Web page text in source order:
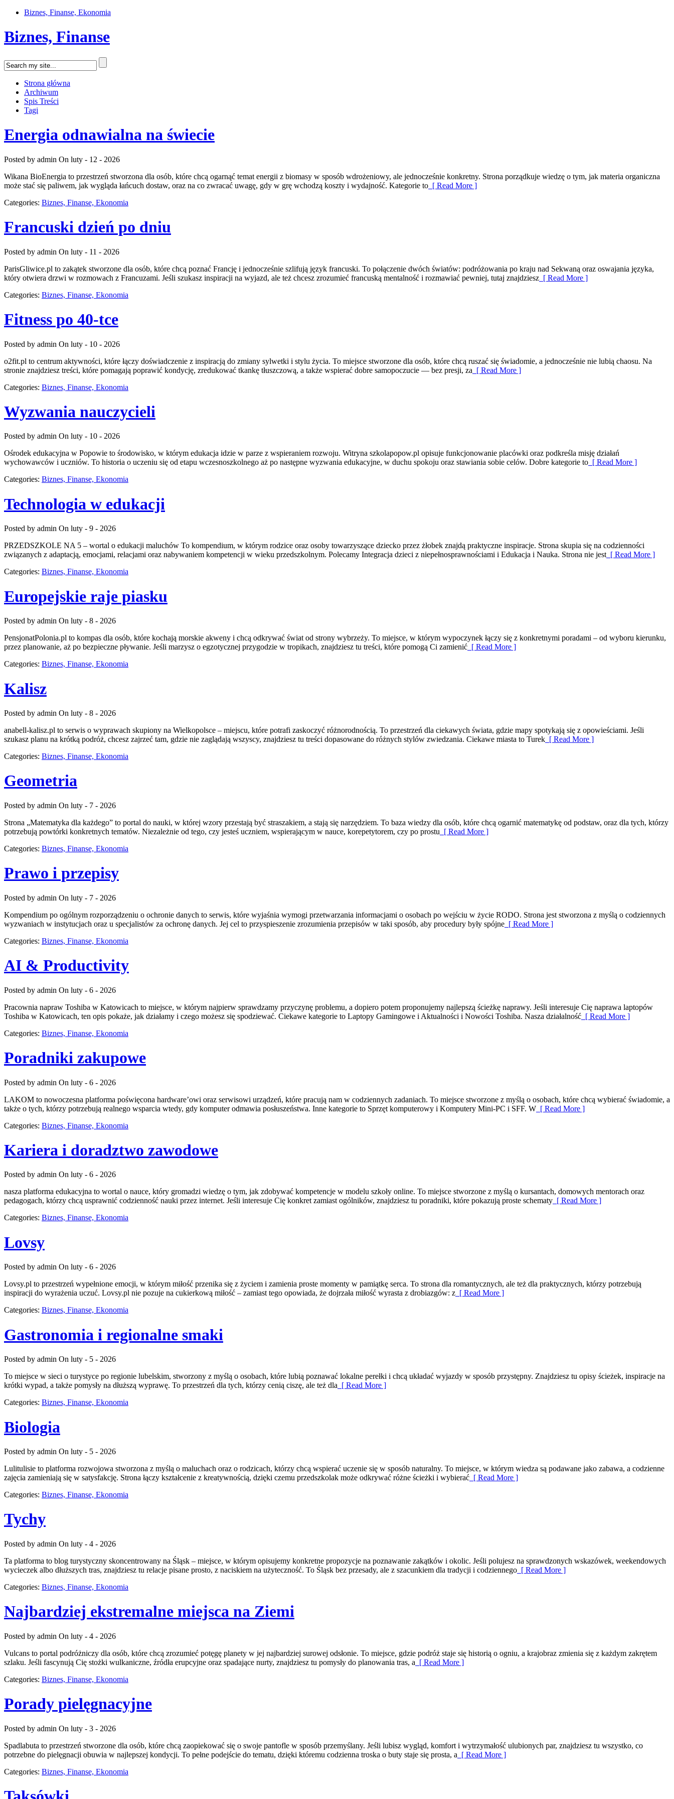
Biznes, Finanse, Ekonomia
Biznes, Finanse
Strona główna
Archiwum
Spis Treści
Tagi
Energia odnawialna na świecie
Posted by admin On luty - 12 - 2026
Wikana BioEnergia to przestrzeń stworzona dla osób, które chcą ogarnąć temat energii z biomasy w sposób wdrożeniowy, ale jednocześnie konkretny. Strona porządkuje wiedzę o tym, jak materia organiczna
może stać się paliwem, jak wygląda łańcuch dostaw, oraz na co zwracać uwagę, gdy w grę wchodzą koszty i wydajność. Kategorie to [ Read More ]
Categories: Biznes, Finanse, Ekonomia
Francuski dzień po dniu
Posted by admin On luty - 11 - 2026
ParisGliwice.pl to zakątek stworzone dla osób, które chcą poznać Francję i jednocześnie szlifują język francuski. To połączenie dwóch światów: podróżowania po kraju nad Sekwaną oraz oswajania języka,
który otwiera drzwi w rozmowach z Francuzami. Jeśli szukasz inspiracji na wyjazd, ale też chcesz zrozumieć francuską mentalność i rozmawiać pewniej, tutaj znajdziesz [ Read More ]
Categories: Biznes, Finanse, Ekonomia
Fitness po 40-tce
Posted by admin On luty - 10 - 2026
o2fit.pl to centrum aktywności, które łączy doświadczenie z inspiracją do zmiany sylwetki i stylu życia. To miejsce stworzone dla osób, które chcą ruszać się świadomie, a jednocześnie nie lubią chaosu. Na
stronie znajdziesz treści, które pomagają poprawić kondycję, zredukować tkankę tłuszczową, a także wspierać dobre samopoczucie — bez presji, za [ Read More ]
Categories: Biznes, Finanse, Ekonomia
Wyzwania nauczycieli
Posted by admin On luty - 10 - 2026
Ośrodek edukacyjna w Popowie to środowisko, w którym edukacja idzie w parze z wspieraniem rozwoju. Witryna szkolapopow.pl opisuje funkcjonowanie placówki oraz podkreśla misję działań
wychowawców i uczniów. To historia o uczeniu się od etapu wczesnoszkolnego aż po następne wyzwania edukacyjne, w duchu spokoju oraz stawiania sobie celów. Dobre kategorie to [ Read More ]
Categories: Biznes, Finanse, Ekonomia
Technologia w edukacji
Posted by admin On luty - 9 - 2026
PRZEDSZKOLE NA 5 – wortal o edukacji maluchów To kompendium, w którym rodzice oraz osoby towarzyszące dziecko przez żłobek znajdą praktyczne inspiracje. Strona skupia się na codzienności
związanych z adaptacją, emocjami, relacjami oraz nabywaniem kompetencji w wieku przedszkolnym. Polecamy Integracja dzieci z niepełnosprawnościami i Edukacja i Nauka. Strona nie jest [ Read More ]
Categories: Biznes, Finanse, Ekonomia
Europejskie raje piasku
Posted by admin On luty - 8 - 2026
PensjonatPolonia.pl to kompas dla osób, które kochają morskie akweny i chcą odkrywać świat od strony wybrzeży. To miejsce, w którym wypoczynek łączy się z konkretnymi poradami – od wyboru kierunku,
przez planowanie, aż po bezpieczne pływanie. Jeśli marzysz o egzotycznej przygodzie w tropikach, znajdziesz tu treści, które pomogą Ci zamienić [ Read More ]
Categories: Biznes, Finanse, Ekonomia
Kalisz
Posted by admin On luty - 8 - 2026
anabell-kalisz.pl to serwis o wyprawach skupiony na Wielkopolsce – miejscu, które potrafi zaskoczyć różnorodnością. To przestrzeń dla ciekawych świata, gdzie mapy spotykają się z opowieściami. Jeśli
szukasz planu na krótką podróż, chcesz zajrzeć tam, gdzie nie zaglądają wszyscy, znajdziesz tu treści dopasowane do różnych stylów zwiedzania. Ciekawe miasta to Turek [ Read More ]
Categories: Biznes, Finanse, Ekonomia
Geometria
Posted by admin On luty - 7 - 2026
Strona „Matematyka dla każdego” to portal do nauki, w której wzory przestają być straszakiem, a stają się narzędziem. To baza wiedzy dla osób, które chcą ogarnić matematykę od podstaw, oraz dla tych, którzy
potrzebują powtórki konkretnych tematów. Niezależnie od tego, czy jesteś uczniem, wspierającym w nauce, korepetytorem, czy po prostu [ Read More ]
Categories: Biznes, Finanse, Ekonomia
Prawo i przepisy
Posted by admin On luty - 7 - 2026
Kompendium po ogólnym rozporządzeniu o ochronie danych to serwis, które wyjaśnia wymogi przetwarzania informacjami o osobach po wejściu w życie RODO. Strona jest stworzona z myślą o codziennych
wyzwaniach w instytucjach oraz u specjalistów za ochronę danych. Jej cel to przyspieszenie zrozumienia przepisów w taki sposób, aby procedury były spójne [ Read More ]
Categories: Biznes, Finanse, Ekonomia
AI & Productivity
Posted by admin On luty - 6 - 2026
Pracownia napraw Toshiba w Katowicach to miejsce, w którym najpierw sprawdzamy przyczynę problemu, a dopiero potem proponujemy najlepszą ścieżkę naprawy. Jeśli interesuje Cię naprawa laptopów
Toshiba w Katowicach, ten opis pokaże, jak działamy i czego możesz się spodziewać. Ciekawe kategorie to Laptopy Gamingowe i Aktualności i Nowości Toshiba. Nasza działalność [ Read More ]
Categories: Biznes, Finanse, Ekonomia
Poradniki zakupowe
Posted by admin On luty - 6 - 2026
LAKOM to nowoczesna platforma poświęcona hardware’owi oraz serwisowi urządzeń, które pracują nam w codziennych zadaniach. To miejsce stworzone z myślą o osobach, które chcą wybierać świadomie, a
także o tych, którzy potrzebują realnego wsparcia wtedy, gdy komputer odmawia posłuszeństwa. Inne kategorie to Sprzęt komputerowy i Komputery Mini-PC i SFF. W [ Read More ]
Categories: Biznes, Finanse, Ekonomia
Kariera i doradztwo zawodowe
Posted by admin On luty - 6 - 2026
nasza platforma edukacyjna to wortal o nauce, który gromadzi wiedzę o tym, jak zdobywać kompetencje w modelu szkoły online. To miejsce stworzone z myślą o kursantach, domowych mentorach oraz
pedagogach, którzy chcą usprawnić codzienność nauki przez internet. Jeśli interesuje Cię konkret zamiast ogólników, znajdziesz tu poradniki, które pokazują proste schematy [ Read More ]
Categories: Biznes, Finanse, Ekonomia
Lovsy
Posted by admin On luty - 6 - 2026
Lovsy.pl to przestrzeń wypełnione emocji, w którym miłość przenika się z życiem i zamienia proste momenty w pamiątkę serca. To strona dla romantycznych, ale też dla praktycznych, którzy potrzebują
inspiracji do wyrażenia uczuć. Lovsy.pl nie pozuje na cukierkową miłość – zamiast tego opowiada, że dojrzała miłość wyrasta z drobiazgów: z [ Read More ]
Categories: Biznes, Finanse, Ekonomia
Gastronomia i regionalne smaki
Posted by admin On luty - 5 - 2026
To miejsce w sieci o turystyce po regionie lubelskim, stworzony z myślą o osobach, które lubią poznawać lokalne perełki i chcą układać wyjazdy w sposób przystępny. Znajdziesz tu opisy ścieżek, inspiracje na
krótki wypad, a także pomysły na dłuższą wyprawę. To przestrzeń dla tych, którzy cenią ciszę, ale też dla [ Read More ]
Categories: Biznes, Finanse, Ekonomia
Biologia
Posted by admin On luty - 5 - 2026
Lulitulisie to platforma rozwojowa stworzona z myślą o maluchach oraz o rodzicach, którzy chcą wspierać uczenie się w sposób naturalny. To miejsce, w którym wiedza są podawane jako zabawa, a codzienne
zajęcia zamieniają się w satysfakcję. Strona łączy kształcenie z kreatywnością, dzięki czemu przedszkolak może odkrywać różne ścieżki i wybierać [ Read More ]
Categories: Biznes, Finanse, Ekonomia
Tychy
Posted by admin On luty - 4 - 2026
Ta platforma to blog turystyczny skoncentrowany na Śląsk – miejsce, w którym opisujemy konkretne propozycje na poznawanie zakątków i okolic. Jeśli polujesz na sprawdzonych wskazówek, weekendowych
wycieczek albo dłuższych tras, znajdziesz tu relacje pisane prosto, z naciskiem na użyteczność. To Śląsk bez przesady, ale z szacunkiem dla tradycji i codziennego [ Read More ]
Categories: Biznes, Finanse, Ekonomia
Najbardziej ekstremalne miejsca na Ziemi
Posted by admin On luty - 4 - 2026
Vulcans to portal podróżniczy dla osób, które chcą zrozumieć potęgę planety w jej najbardziej surowej odsłonie. To miejsce, gdzie podróż staje się historią o ogniu, a krajobraz zmienia się z każdym zakrętem
szlaku. Jeśli fascynują Cię stożki wulkaniczne, źródła erupcyjne oraz spadające nurty, znajdziesz tu pomysły do planowania tras, a [ Read More ]
Categories: Biznes, Finanse, Ekonomia
Porady pielęgnacyjne
Posted by admin On luty - 3 - 2026
Spadlabuta to przestrzeń stworzone dla osób, które chcą zaopiekować się o swoje pantofle w sposób przemyślany. Jeśli lubisz wygląd, komfort i wytrzymałość ulubionych par, znajdziesz tu wszystko, co
potrzebne do pielęgnacji obuwia w najlepszej kondycji. To pełne podejście do tematu, dzięki któremu codzienna troska o buty staje się prosta, a [ Read More ]
Categories: Biznes, Finanse, Ekonomia